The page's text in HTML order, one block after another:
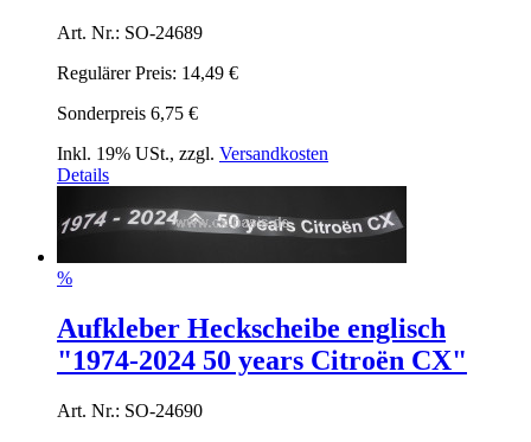
Art. Nr.: SO-24689
Regulärer Preis: 14,49 €
Sonderpreis 6,75 €
Inkl. 19% USt., zzgl. Versandkosten
Details
%
Aufkleber Heckscheibe englisch
"1974-2024 50 years Citroën CX"
Art. Nr.: SO-24690